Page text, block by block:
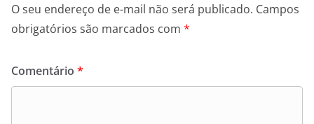
O seu endereço de e-mail não será publicado. Campos
obrigatórios são marcados com *
Comentário *